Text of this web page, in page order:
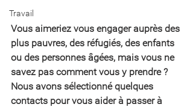
Travail
Vous aimeriez vous engager auprès des
plus pauvres, des réfugiés, des enfants
ou des personnes âgées, mais vous ne
savez pas comment vous y prendre ?
Nous avons sélectionné quelques
contacts pour vous aider à passer à